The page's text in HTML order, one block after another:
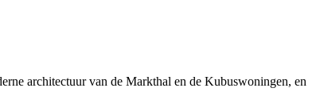
architectuur van de Markthal en de Kubuswoningen, en